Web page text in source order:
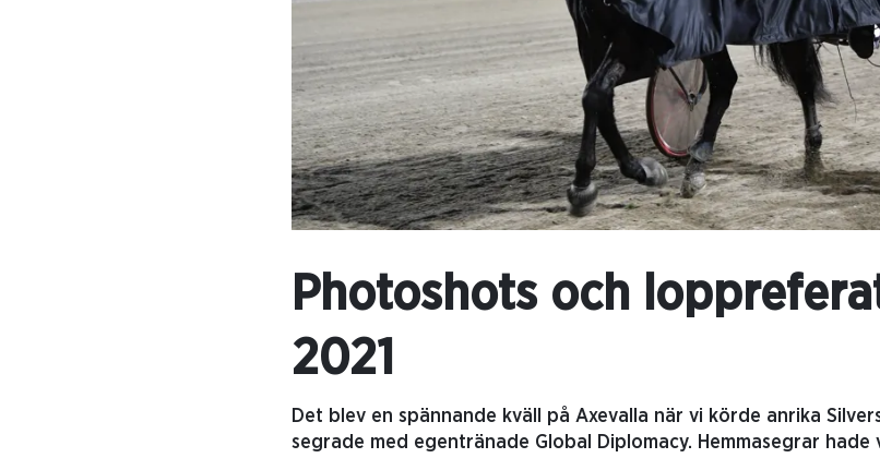
Photoshots och
2021
Det blev en spännande kväll på Axevalla när vi körde anrika
segrade med egentränade Global Diplomacy. Hemmasegrar hade